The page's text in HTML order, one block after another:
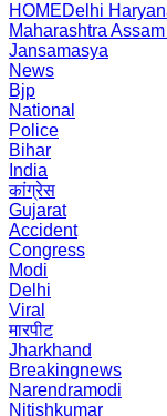
HOMEDelhi
Maharashtra Assam
Jansamasya
News
Bjp
National
Police
Bihar
India
कांग्रेस
Gujarat
Accident
Congress
Modi
Delhi
Viral
मारपीट
Jharkhand
Breakingnews
Narendramodi
Nitishkumar